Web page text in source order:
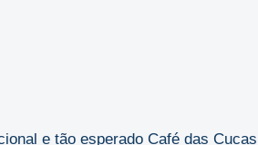
e tão esperado Café das Cucas